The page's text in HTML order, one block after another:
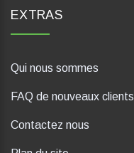
EXTRAS
Qui nous sommes
FAQ de nouveaux clients
Contactez nous